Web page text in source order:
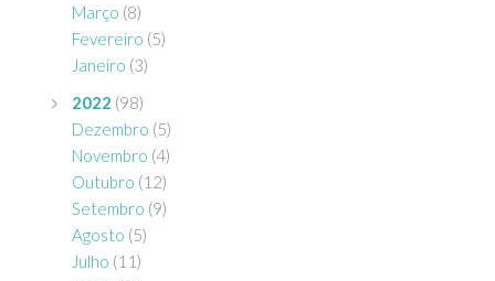
Março (8)
Fevereiro (5)
Janeiro (3)
2022 (98)
Dezembro (5)
Novembro (4)
Outubro (12)
Setembro (9)
Agosto (5)
Julho (11)